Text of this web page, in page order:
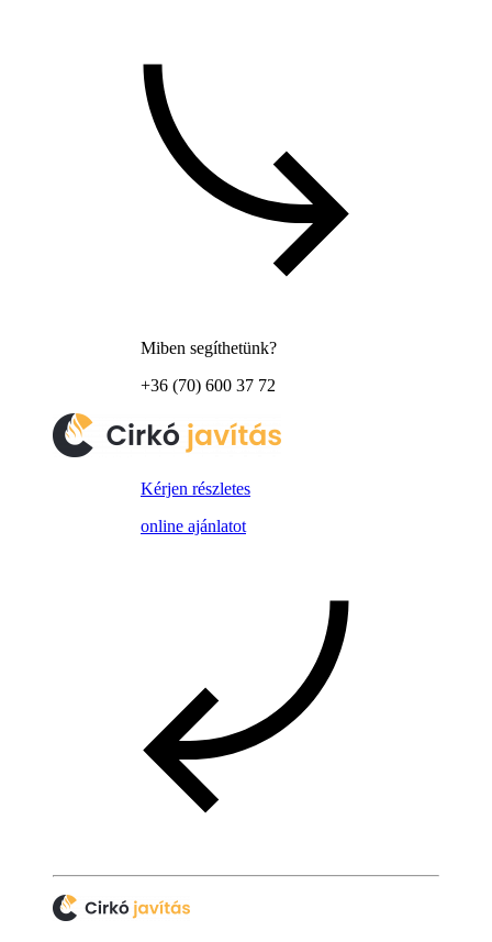
Miben segíthetünk?
+36 (70) 600 37 72
Kérjen részletes
online ajánlatot